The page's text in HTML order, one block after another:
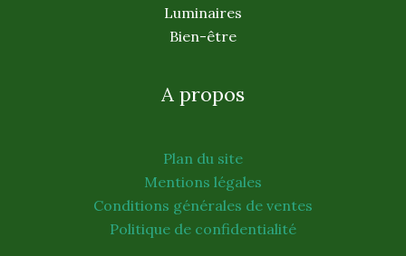
Luminaires
Bien-être
A propos
Plan du site
Mentions légales
Conditions générales de ventes
Politique de confidentialité